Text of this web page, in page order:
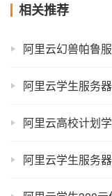
相关推荐
阿里云幻兽帕鲁
阿里云学生服务
阿里云高校计划
阿里云学生服务